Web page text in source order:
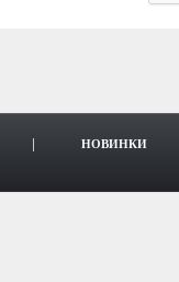
НОВИНКИ